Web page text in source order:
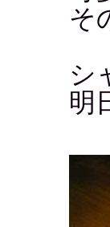
そ
シ
明